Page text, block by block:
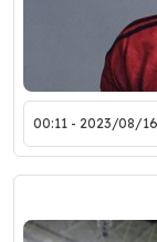
2023/08/16 - 00:11